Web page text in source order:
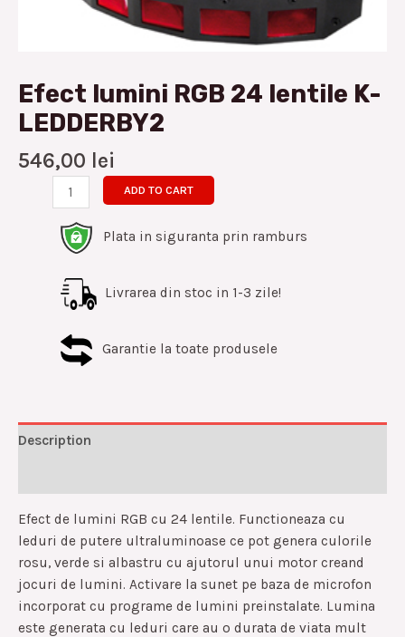
Efect lumini RGB 24 lentile K-
LEDDERBY2
546,00 lei
ADD TO CART
Plata in siguranta prin ramburs
Livrarea din stoc in 1-3 zile!
Garantie la toate produsele
Description
Efect de lumini RGB cu 24 lentile. Functioneaza cu
leduri de putere ultraluminoase ce pot genera culorile
rosu, verde si albastru cu ajutorul unui motor creand
jocuri de lumini. Activare la sunet pe baza de microfon
incorporat cu programe de lumini preinstalate. Lumina
este generata cu leduri care au o durata de viata mult